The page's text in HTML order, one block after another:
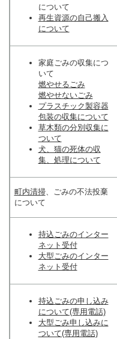
について
再生資源の自己搬入
について
家庭ごみの収集につ
いて
燃やせるごみ
燃やせないごみ
プラスチック製容器
包装の収集について
草木類の分別収集に
ついて
犬、猫の死体の収
集、処理について
町内清掃、ごみの不法投棄
について
持込ごみのインター
ネット受付
大型ごみのインター
ネット受付
持込ごみの申し込み
について(専用電話)
大型ごみ申し込みに
ついて(専用電話)